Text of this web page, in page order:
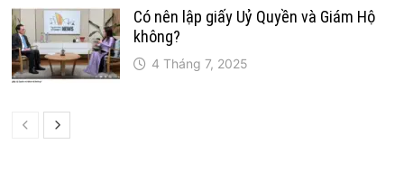
Có nên lập giấy Uỷ Quyền và Giám Hộ
không?
4 Tháng 7, 2025